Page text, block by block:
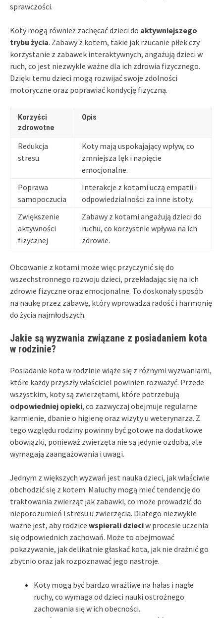
sprawczości.
Koty mogą również zachęcać dzieci do aktywniejszego
trybu życia. Zabawy z kotem, takie jak rzucanie piłek czy
korzystanie z zabawek interaktywnych, angażują dzieci w
ruch, co jest niezwykle ważne dla ich zdrowia fizycznego.
Dzięki temu dzieci mogą rozwijać swoje zdolności
motoryczne oraz poprawiać kondycję fizyczną.
Korzyści
zdrowotne
Opis
Redukcja
stresu
Koty mają uspokajający wpływ, co
zmniejsza lęk i napięcie
emocjonalne.
Poprawa
samopoczucia
Interakcje z kotami uczą empatii i
odpowiedzialności za inne istoty.
Zwiększenie
aktywności
fizycznej
Zabawy z kotami angażują dzieci do
ruchu, co korzystnie wpływa na ich
zdrowie.
Obcowanie z kotami może więc przyczynić się do
wszechstronnego rozwoju dzieci, przekładając się na ich
zdrowie fizyczne oraz emocjonalne. To doskonały sposób
na naukę przez zabawę, który wprowadza radość i harmonię
do życia najmłodszych.
Jakie są wyzwania związane z posiadaniem kota
w rodzinie?
Posiadanie kota w rodzinie wiąże się z różnymi wyzwaniami,
które każdy przyszły właściciel powinien rozważyć. Przede
wszystkim, koty są zwierzętami, które potrzebują
odpowiedniej opieki, co zazwyczaj obejmuje regularne
karmienie, dbanie o higienę oraz wizyty u weterynarza. Z
tego względu rodziny powinny być gotowe na dodatkowe
obowiązki, ponieważ zwierzęta nie są jedynie ozdobą, ale
wymagają zaangażowania i uwagi.
Jednym z większych wyzwań jest nauka dzieci, jak właściwie
obchodzić się z kotem. Maluchy mogą mieć tendencję do
traktowania zwierząt jak zabawki, co może prowadzić do
nieporozumień i stresu u zwierzęcia. Dlatego niezwykle
ważne jest, aby rodzice wspierali dzieciw procesie uczenia
się odpowiednich zachowań. Może to obejmować
pokazywanie, jak delikatnie głaskać kota, jak nie drażnić go
zbytnio oraz jak rozpoznawać jego nastroje.
Koty mogą być bardzo wrażliwe na hałas i nagłe
ruchy, co wymaga od dzieci nauki ostrożnego
zachowania się w ich obecności.